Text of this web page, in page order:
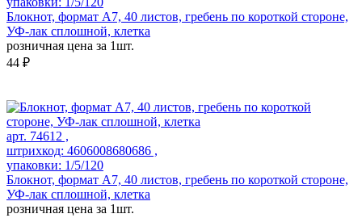
Блокнот, формат А7, 40 листов, гребень по короткой стороне,
УФ-лак сплошной, клетка
розничная цена за 1шт.
44 ₽
арт. 74612 ,
штрихкод: 4606008680686 ,
упаковки: 1/5/120
Блокнот, формат А7, 40 листов, гребень по короткой стороне,
УФ-лак сплошной, клетка
розничная цена за 1шт.